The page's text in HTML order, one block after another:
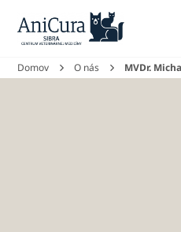
Domov O nás MVDr.